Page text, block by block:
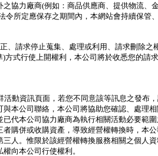
協力廠商(例如：商品供應商、提供物流、
所定應保存之期間內，本網站會持續保管、
、請求停止蒐集、處理或利用、請求刪除之
式行使上開權利，本公司將於收悉您的請
動資訊頁面，若您不同意該等訊息之發布
本公司聯絡，本公司將協助您確認、處理
代本公司協力廠商為執行相關活動必要範
購併或收購資產，導致經營權轉換時，本
人。惟限於該經營權轉換服務相關之個人
向本公司行使權利。